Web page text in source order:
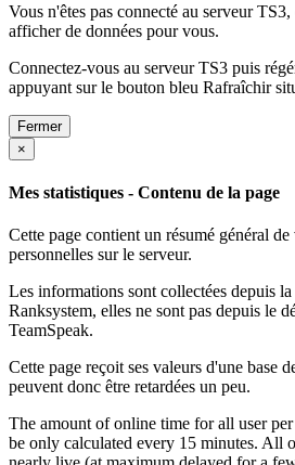
Vous n'êtes pas connecté au serveur
afficher de données pour vous.
Connectez-vous au serveur TS3 puis
appuyant sur le bouton bleu Rafraîchir
Fermer
×
Mes statistiques - Contenu de la page
Cette page contient un résumé général
personnelles sur le serveur.
Les informations sont collectées depuis
Ranksystem, elles ne sont pas depuis le
TeamSpeak.
Cette page reçoit ses valeurs d'une base
peuvent donc être retardées un peu.
The amount of online time for all user
be only calculated every 15 minutes. All